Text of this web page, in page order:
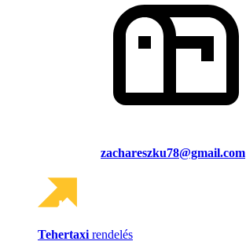
zachareszku78@gmail.com
Tehertaxi rendelés